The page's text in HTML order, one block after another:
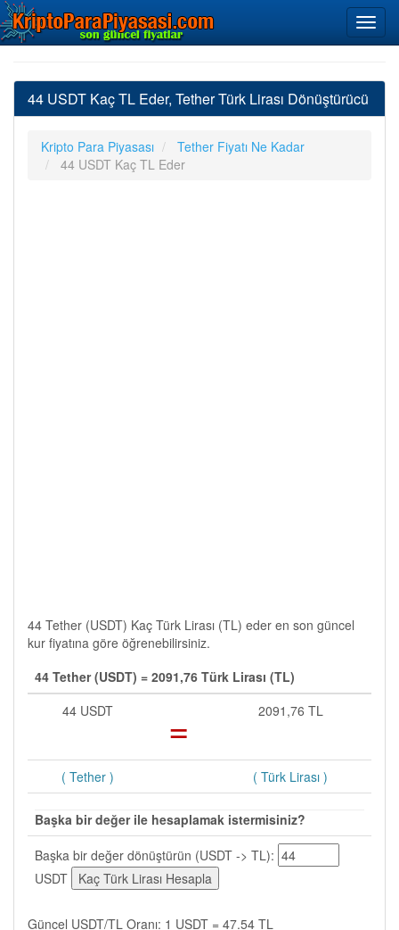
44 USDT Kaç TL Eder, Tether Türk Lirası Dönüştürücü
Kripto Para Piyasası
Tether Fiyatı Ne Kadar
44 USDT Kaç TL Eder
44 Tether (USDT) Kaç Türk Lirası (TL) eder en son güncel
kur fiyatına göre öğrenebilirsiniz.
44 Tether (USDT) = 2091,76 Türk Lirası (TL)
44 USDT
= 2091,76 TL
( Tether ) ( Türk Lirası )
Başka bir değer ile hesaplamak istermisiniz?
Başka bir değer dönüştürün (USDT -> TL):
USDT
Güncel USDT/TL Oranı: 1 USDT = 47.54 TL